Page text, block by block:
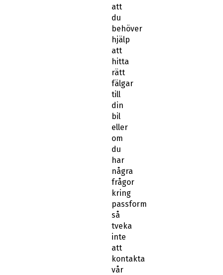
att
du
behöver
hjälp
att
hitta
rätt
fälgar
till
din
bil
eller
om
du
har
några
frågor
kring
passform
så
tveka
inte
att
kontakta
vår